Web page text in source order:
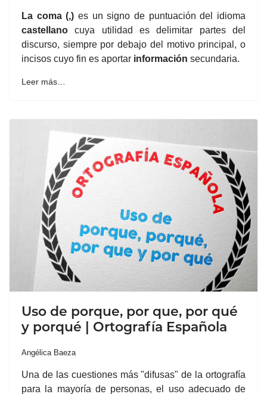
La coma (,) es un signo de puntuación del idioma
castellano cuya utilidad es delimitar partes del
discurso, siempre por debajo del motivo principal, o
incisos cuyo fin es aportar información secundaria.
Leer más…
Uso de porque, por que, por qué
y porqué | Ortografía Española
Angélica Baeza
Una de las cuestiones más "difusas" de la ortografía
para la mayoría de personas, el uso adecuado de